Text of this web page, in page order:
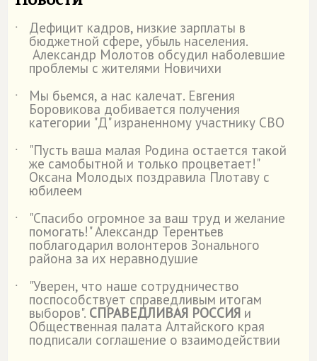
˙ Дефицит кадров, низкие зарплаты в
бюджетной сфере, убыль населения.
Александр Молотов обсудил наболевшие
проблемы с жителями Новичихи
˙
Мы бьемся, а нас калечат. Евгения
Боровикова добивается получения
категории "Д" израненному участнику СВО
˙
"Пусть ваша малая Родина остается такой
же самобытной и только процветает!"
Оксана Молодых поздравила Плотаву с
юбилеем
˙
"Спасибо огромное за ваш труд и желание
помогать!" Александр Терентьев
поблагодарил волонтеров Зонального
района за их неравнодушие
˙
"Уверен, что наше сотрудничество
поспособствует справедливым итогам
выборов". СПРАВЕДЛИВАЯ РОССИЯ и
Общественная палата Алтайского края
подписали соглашение о взаимодействии